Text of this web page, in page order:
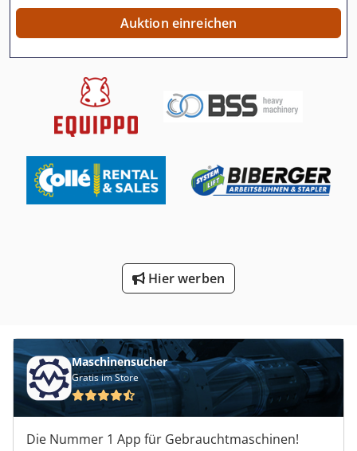
Auktion einreichen
Hier werben
Maschinensucher
Gratis im Store
Die Nummer 1 App für Gebrauchtmaschinen!